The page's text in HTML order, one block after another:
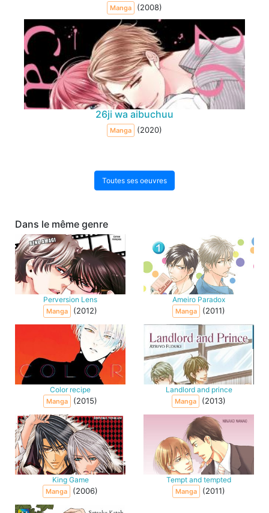
Manga (2008)
26ji wa aibuchuu
Manga (2020)
Toutes ses oeuvres
Dans le même genre
Perversion Lens
Manga (2012)
Ameiro Paradox
Manga (2011)
Color recipe
Manga (2015)
Landlord and prince
Manga (2013)
King Game
Manga (2006)
Tempt and tempted
Manga (2011)